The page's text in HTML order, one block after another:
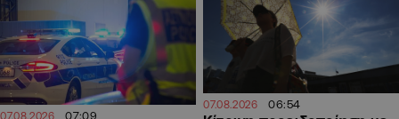
07.08.2026 07:09
07.08.2026 06:54